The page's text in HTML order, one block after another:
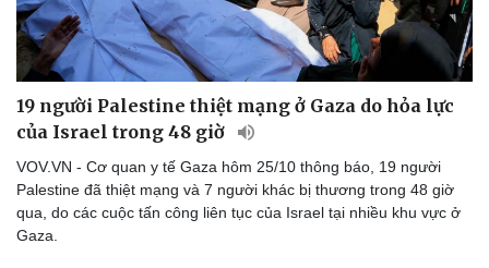
19 người Palestine thiệt mạng ở Gaza do hỏa lực
của Israel trong 48 giờ
VOV.VN - Cơ quan y tế Gaza hôm 25/10 thông báo, 19 người
Palestine đã thiệt mạng và 7 người khác bị thương trong 48 giờ
qua, do các cuộc tấn công liên tục của Israel tại nhiều khu vực ở
Gaza.